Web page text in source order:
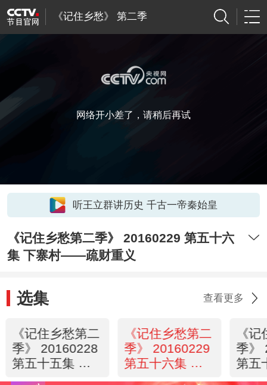
《记住乡愁》 第二季
网络开小差了，请稍后再试
听王立群讲历史 千古一帝秦始皇
《记住乡愁第二季》 20160229 第五十六
集 下寨村——疏财重义
选集 查看更多
《记住乡愁第二
季》 20160228
第五十五集 塘
《记住乡愁第二
季》 20160229
第五十六集 下
《
季》
第五